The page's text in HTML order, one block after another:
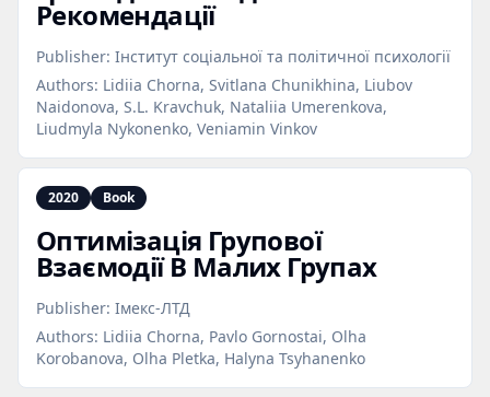
Рекомендації
Publisher: Інститут соціальної та політичної психології
Authors: Lidiia Chorna, Svitlana Chunikhina, Liubov
Naidonova, S.L. Kravchuk, Nataliia Umerenkova,
Liudmyla Nykonenko, Veniamin Vinkov
2020 Book
Оптимізація Групової
Взаємодії В Малих Групах
Publisher: Імекс-ЛТД
Authors: Lidiia Chorna, Pavlo Gornostai, Olha
Korobanova, Olha Pletka, Halyna Tsyhanenko